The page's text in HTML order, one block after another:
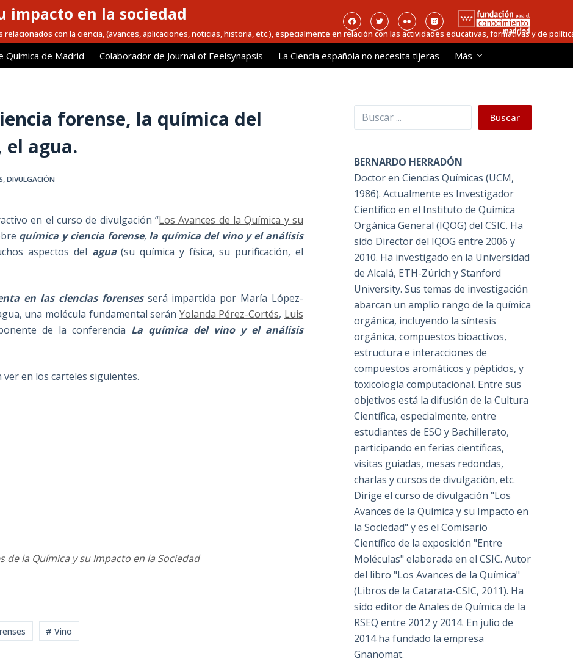
impacto en la sociedad
con la ciencia, (avances, aplicaciones, noticias, historia, etc.), especialmente en relación con las actividades educativas, formativas y de
Química de Madrid Colaborador de Journal of Feelsynapsis La Ciencia española no necesita tijeras Más
forense, la química del
agua.
,DIVULGACIÓN
en el curso de divulgación “Los Avances de la Química y su
química y ciencia forense, la química del vino y el análisis
aspectos del agua(su química y física, su purificación, el
en las ciencias forenses será impartida por María López-
una molécula fundamental serán Yolanda Pérez-Cortés, Luis
de la conferencia La química del vino y el análisis
en los carteles siguientes.
de la Química y su Impacto en la Sociedad
# Vino
Buscar Buscar
BERNARDO HERRADÓN
Doctor en Ciencias Químicas (UCM,
1986). Actualmente es Investigador
Científico en el Instituto de Química
Orgánica General (IQOG) del CSIC. Ha
sido Director del IQOG entre 2006 y
2010. Ha investigado en la Universidad
de Alcalá, ETH-Zürich y Stanford
University. Sus temas de investigación
abarcan un amplio rango de la química
orgánica, incluyendo la síntesis
orgánica, compuestos bioactivos,
estructura e interacciones de
compuestos aromáticos y péptidos, y
toxicología computacional. Entre sus
objetivos está la difusión de la Cultura
Científica, especialmente, entre
estudiantes de ESO y Bachillerato,
participando en ferias científicas,
visitas guiadas, mesas redondas,
charlas y cursos de divulgación, etc.
Dirige el curso de divulgación "Los
Avances de la Química y su Impacto en
la Sociedad" y es el Comisario
Científico de la exposición "Entre
Moléculas" elaborada en el CSIC. Autor
del libro "Los Avances de la Química"
(Libros de la Catarata-CSIC, 2011). Ha
sido editor de Anales de Química de la
RSEQ entre 2012 y 2014. En julio de
2014 ha fundado la empresa
Gnanomat.